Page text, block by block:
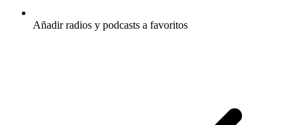
Añadir radios y podcasts a favoritos